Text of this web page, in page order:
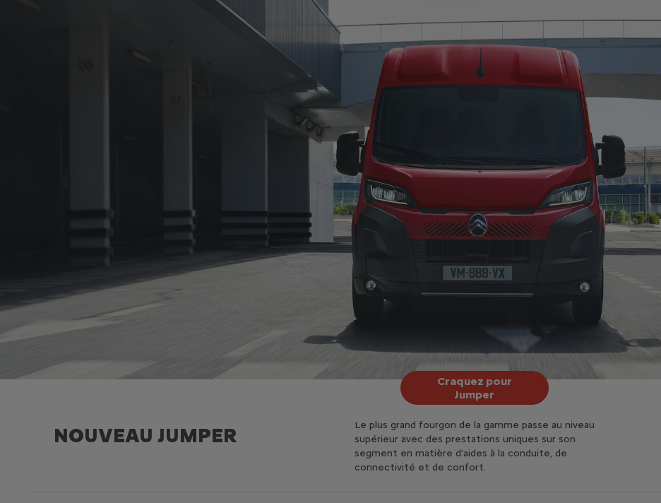
Craquez pour
Jumper
NOUVEAU JUMPER
Le plus grand fourgon de la gamme passe au niveau
supérieur avec des prestations uniques sur son
segment en matière d’aides à la conduite, de
connectivité et de confort.